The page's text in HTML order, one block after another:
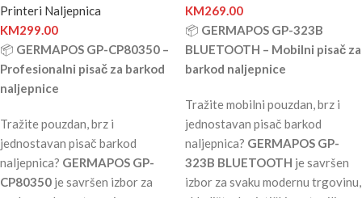
Printeri Naljepnica
KM299.00
📦 GERMAPOS GP-CP80350 –
Profesionalni pisač za barkod
naljepnice
Tražite pouzdan, brz i
jednostavan pisač barkod
naljepnica? GERMAPOS GP-
CP80350 je savršen izbor za
KM269.00
📦 GERMAPOS GP-323B
BLUETOOTH – Mobilni pisač za
barkod naljepnice
Tražite mobilni pouzdan, brz i
jednostavan pisač barkod
naljepnica? GERMAPOS GP-
323B BLUETOOTH je savršen
izbor za svaku modernu trgovinu,